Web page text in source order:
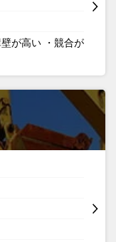
が高い ・競合が